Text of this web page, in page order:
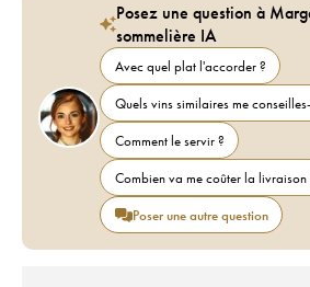
Posez une question à
sommelière IA
Avec quel plat l'accorder ?
Quels vins similaires me
Comment le servir ?
Combien va me coûter la livraison
Poser une autre question